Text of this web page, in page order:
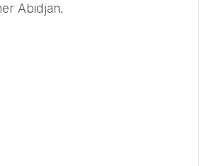
Abidjan.